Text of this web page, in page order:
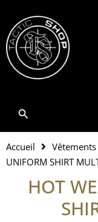
contenu
Rechercher
Accueil Vêtements
UNIFORM SHIRT
HOT